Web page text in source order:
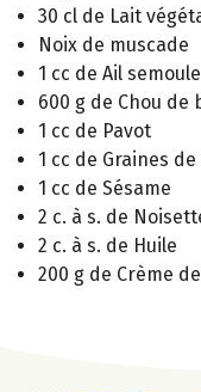
30 cl de Lait
Noix de muscade
1 cc de Ail semoule
600 g de Chou de
1 cc de Pavot
1 cc de Graines
1 cc de Sésame
2 c. à s. de
2 c. à s. de Huile
200 g de Crème